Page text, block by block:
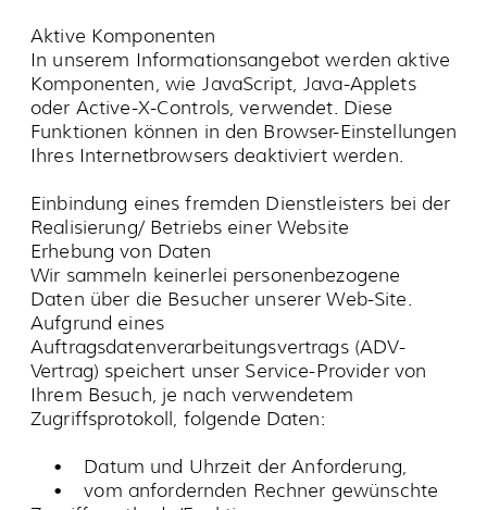
Fonts in ihren Browsercache, um Texte und
Schriftarten korrekt anzuzeigen.
Zu diesem Zweck muss der von Ihnen
verwendete Browser Verbindung zu den Servern
von Google aufnehmen. Hierdurch erlangt
Google Kenntnis darüber, dass über Ihre IP-
Adresse unsere Website aufgerufen wurde. Die
Nutzung von Google Web Fonts erfolgt im
Interesse einer einheitlichen und
Angebote. Dies stellt ein berechtigtes Interesse
im Sinne von Art. 6 Abs. 1 lit. f DSGVO dar.
Wenn Ihr Browser Web Fonts nicht unterstützt,
wird eine Standardschrift von Ihrem Computer
Weitere Informationen zu Google Web Fonts
finden Sie
unter
https://developers.google.com/fonts/faq
und in der Datenschutzerklärung von
Google: https://www.google.com/policies/privacy/
Google Maps
Diese Seite nutzt über eine API den
Kartendienst Google Maps. Anbieter ist die
Mountain View, CA 94043, USA.
Zur Nutzung der Funktionen von Google Maps
ist es notwendig, Ihre IP Adresse zu speichern.